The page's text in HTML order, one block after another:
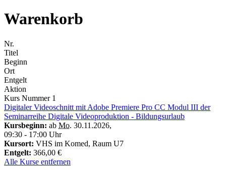
Warenkorb
Nr.
Titel
Beginn
Ort
Entgelt
Aktion
Kurs Nummer 1
Digitaler Videoschnitt mit Adobe Premiere Pro CC Modul III der
Seminarreihe Digitale Videoproduktion - Bildungsurlaub
Kursbeginn: ab Mo. 30.11.2026,
09:30 - 17:00 Uhr
Kursort: VHS im Komed, Raum U7
Entgelt: 366,00 €
Alle Kurse entfernen